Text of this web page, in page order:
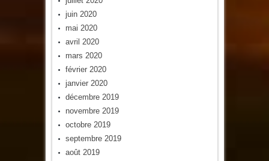
juin 2020
mai 2020
avril 2020
mars 2020
février 2020
janvier 2020
décembre 2019
novembre 2019
octobre 2019
septembre 2019
août 2019